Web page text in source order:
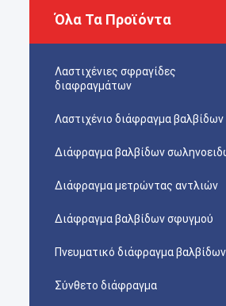
Όλα Τα Προϊόντα
Λαστιχένιες σφραγίδες
διαφραγμάτων
Λαστιχένιο διάφραγμα βαλβίδων
Διάφραγμα βαλβίδων
Διάφραγμα μετρώντας αντλιών
Διάφραγμα βαλβίδων σφυγμού
Πνευματικό διάφραγμα βαλβίδων
Σύνθετο διάφραγμα